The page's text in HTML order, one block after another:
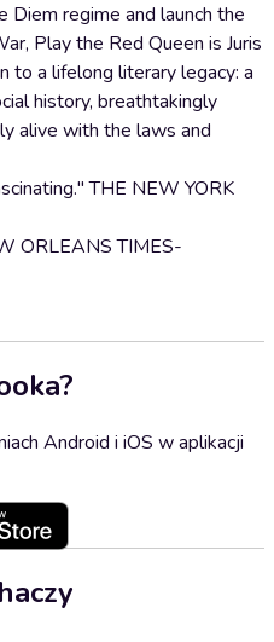
regime and launch the
Play the Red Queen is Juris
to a lifelong literary legacy: a
history, breathtakingly
alive with the laws and
THE NEW YORK
ORLEANS TIMES-
Android i iOS w aplikacji